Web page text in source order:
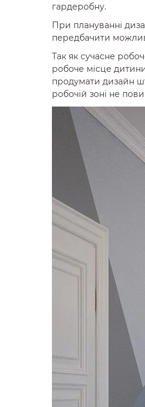
гардеробну.
При плануванні
передбачити
Так як сучасне
робоче місце
продумати дизайн
робочій зоні не